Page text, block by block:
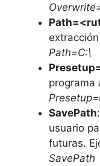
Path=C:\
programa
SavePath
usuario
futuras.
SavePath